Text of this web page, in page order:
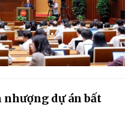
nhượng dự án bất